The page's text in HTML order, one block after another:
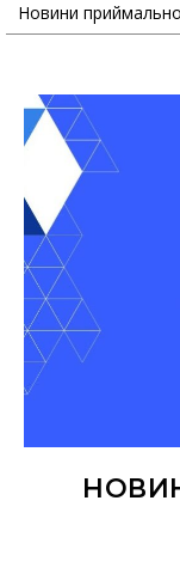
Новини